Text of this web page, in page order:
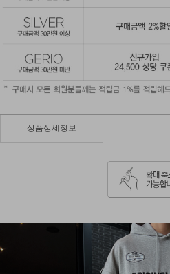
상품상세정보